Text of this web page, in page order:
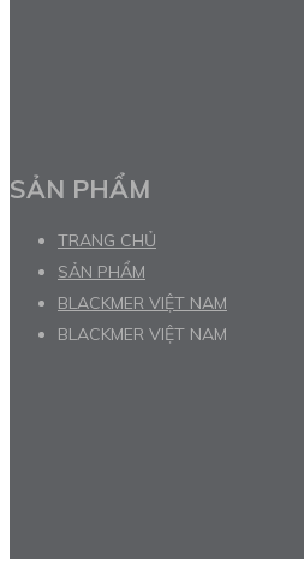
SẢN PHẨM
TRANG CHỦ
SẢN PHẨM
BLACKMER VIỆT NAM
BLACKMER VIỆT NAM